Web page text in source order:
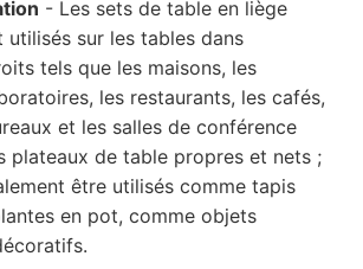
- Les sets de table en liège
utilisés sur les tables dans
tels que les maisons, les
les restaurants, les cafés,
et les salles de conférence
plateaux de table propres et nets ;
être utilisés comme tapis
en pot, comme objets